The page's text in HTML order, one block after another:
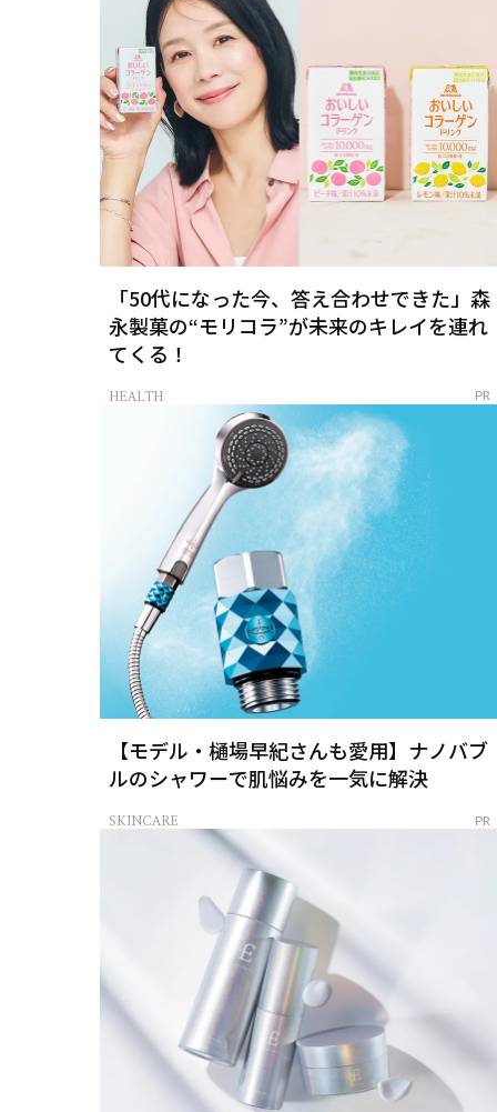
「50代になった今、答え合わせできた」森
永製菓の“モリコラ”が未来のキレイを連れ
てくる！
HEALTH PR
【モデル・樋場早紀さんも愛用】ナノバブ
ルのシャワーで肌悩みを一気に解決
SKINCARE PR